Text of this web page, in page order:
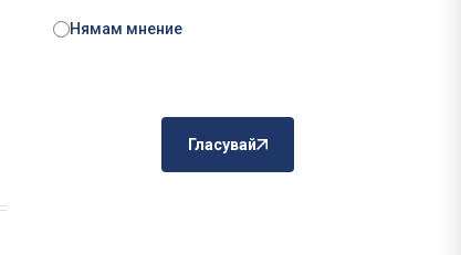
Нямам мнение
Гласувай